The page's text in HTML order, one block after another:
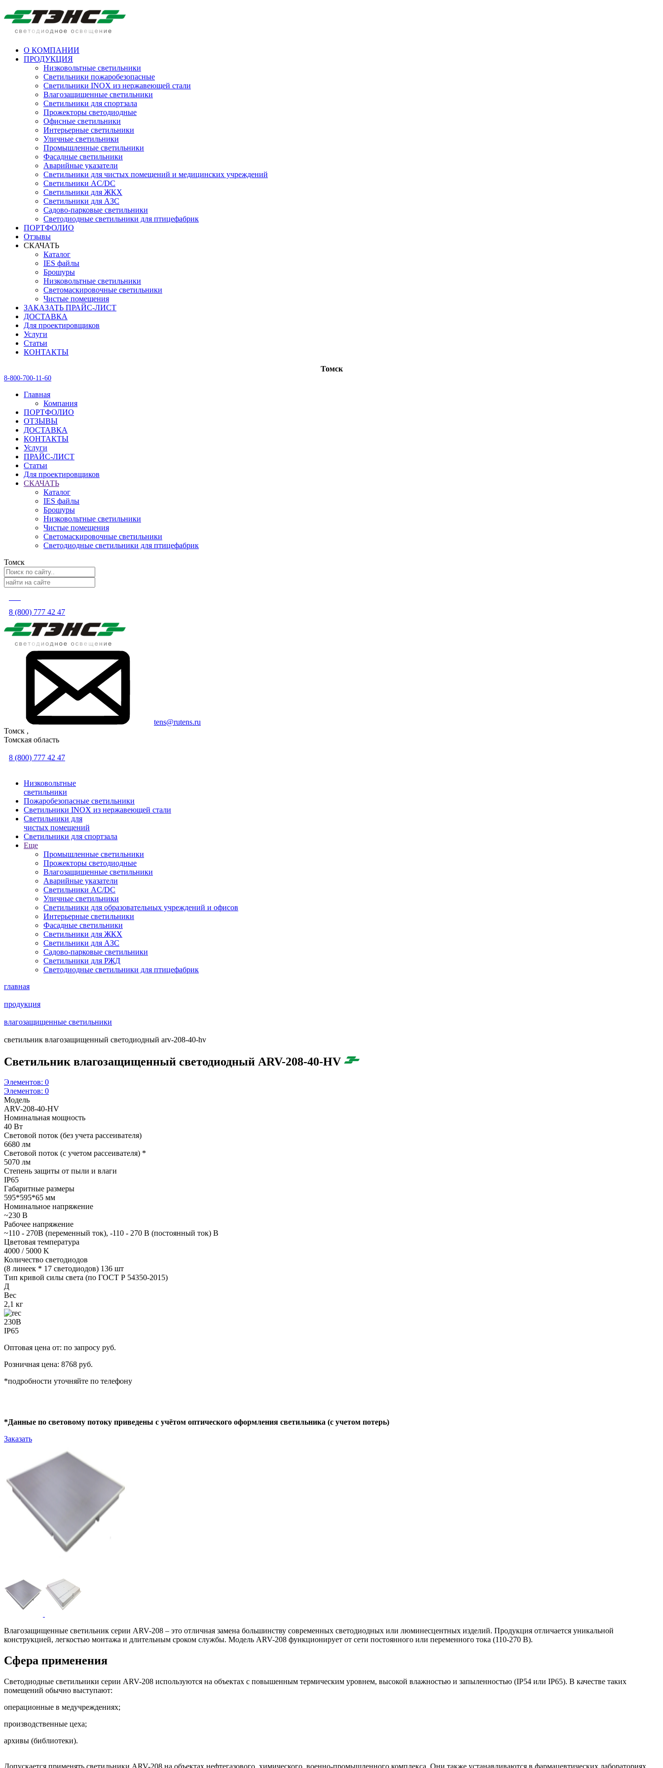
О КОМПАНИИ
ПРОДУКЦИЯ
Низковольтные светильники
Cветильники пожаробезопасные
Светильники INOX из нержавеющей стали
Влагозащищенные светильники
Светильники для спортзала
Прожекторы светодиодные
Офисные светильники
Интерьерные светильники
Уличные светильники
Промышленные светильники
Фасадные светильники
Аварийные указатели
Светильники для чистых помещений и медицинских учреждений
Светильники AC/DC
Светильники для ЖКХ
Светильники для АЗС
Садово-парковые светильники
Светодиодные светильники для птицефабрик
ПОРТФОЛИО
Отзывы
СКАЧАТЬ
Каталог
IES файлы
Брошуры
Низковольтные светильники
Светомаскировочные светильники
Чистые помещения
ЗАКАЗАТЬ ПРАЙС-ЛИСТ
ДОСТАВКА
Для проектировщиков
Услуги
Статьи
КОНТАКТЫ
Томск
8-800-700-11-60
Главная
Компания
ПОРТФОЛИО
ОТЗЫВЫ
ДОСТАВКА
КОНТАКТЫ
Услуги
ПРАЙС-ЛИСТ
Статьи
Для проектировщиков
СКАЧАТЬ
Каталог
IES файлы
Брошуры
Низковольтные светильники
Чистые помещения
Светомаскировочные светильники
Светодиодные светильники для птицефабрик
Томск
8 (800) 777 42 47
tens@rutens.ru
Томск ,
Томская область
8 (800) 777 42 47
Низковольтные
светильники
Пожаробезопасные светильники
Светильники INOX из нержавеющей стали
Светильники для
чистых помещений
Светильники для спортзала
Еще
Промышленные светильники
Прожекторы светодиодные
Влагозащищенные светильники
Аварийные указатели
Светильники AC/DC
Уличные светильники
Светильники для образовательных учреждений и офисов
Интерьерные светильники
Фасадные светильники
Светильники для ЖКХ
Светильники для АЗС
Садово-парковые светильники
Светильники для РЖД
Светодиодные светильники для птицефабрик
главная
продукция
влагозащищенные светильники
cветильник влагозащищенный светодиодный arv-208-40-hv
Cветильник влагозащищенный светодиодный ARV-208-40-HV
Элементов: 0
Элементов: 0
Модель
ARV-208-40-HV
Номинальная мощность
40 Вт
Световой поток (без учета рассеивателя)
6680 лм
Световой поток (с учетом рассеивателя) *
5070 лм
Степень защиты от пыли и влаги
IP65
Габаритные размеры
595*595*65 мм
Номинальное напряжение
~230 В
Рабочее напряжение
~110 - 270В (переменный ток), -110 - 270 В (постоянный ток) В
Цветовая температура
4000 / 5000 K
Количество светодиодов
(8 линеек * 17 светодиодов) 136 шт
Тип кривой силы света (по ГОСТ Р 54350-2015)
Д
Вес
2,1 кг
230В
IP65
Оптовая цена от: по запросу руб.
Розничная цена: 8768 руб.
*подробности уточняйте по телефону
*Данные по световому потоку приведены с учётом оптического оформления светильника (с учетом потерь)
Заказать
Влагозащищенные светильник серии ARV-208 – это отличная замена большинству современных светодиодных или люминесцентных изделий. Продукция отличается уникальной
конструкцией, легкостью монтажа и длительным сроком службы. Модель ARV-208 функционирует от сети постоянного или переменного тока (110-270 В).
Сфера применения
Светодиодные светильники серии ARV-208 используются на объектах с повышенным термическим уровнем, высокой влажностью и запыленностью (IP54 или IP65). В качестве таких
помещений обычно выступают:
операционные в медучреждениях;
производственные цеха;
архивы (библиотеки).